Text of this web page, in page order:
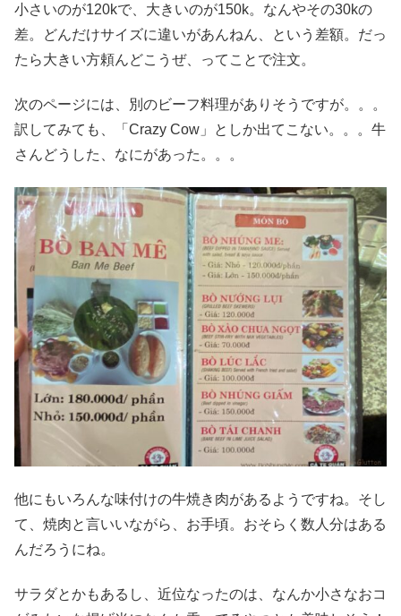
小さいのが120kで、大きいのが150k。なんやその30kの
差。どんだけサイズに違いがあんねん、という差額。だっ
たら大きい方頼んどこうぜ、ってことで注文。
次のページには、別のビーフ料理がありそうですが。。。
訳してみても、「Crazy Cow」としか出てこない。。。牛
さんどうした、なにがあった。。。
他にもいろんな味付けの牛焼き肉があるようですね。そし
て、焼肉と言いいながら、お手頃。おそらく数人分はある
んだろうにね。
サラダとかもあるし、近位なったのは、なんか小さなおコ